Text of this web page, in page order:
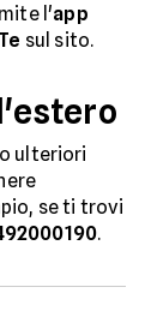
l'app
sul sito.
ulteriori
se ti trovi
.